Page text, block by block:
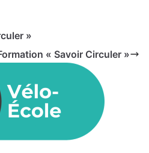
»
« Savoir Circuler »